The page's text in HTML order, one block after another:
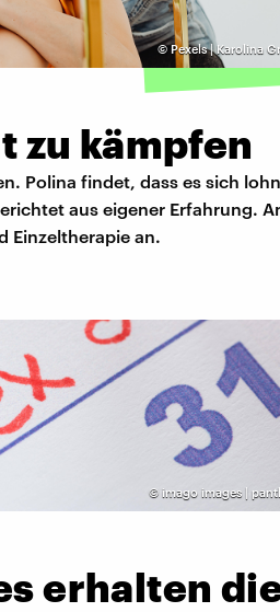
©Pexels | Karolina
zu kämpfen
Polina findet, dass es sich
aus eigener Erfahrung.
Einzeltherapie an.
© imago images |
erhalten